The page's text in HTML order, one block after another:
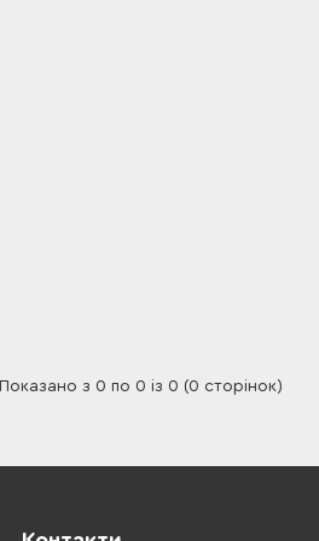
Показано з 0 по 0 із 0 (0 сторінок)